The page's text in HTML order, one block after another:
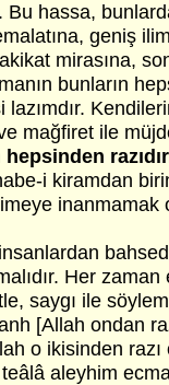
Bu hassa,
geniş
mirasına,
bunların
mağfiret ile
hepsinden
i kiramdan
inanmamak
Her zaman
saygı ile
[Allah ondan
o ikisinden
aleyhim